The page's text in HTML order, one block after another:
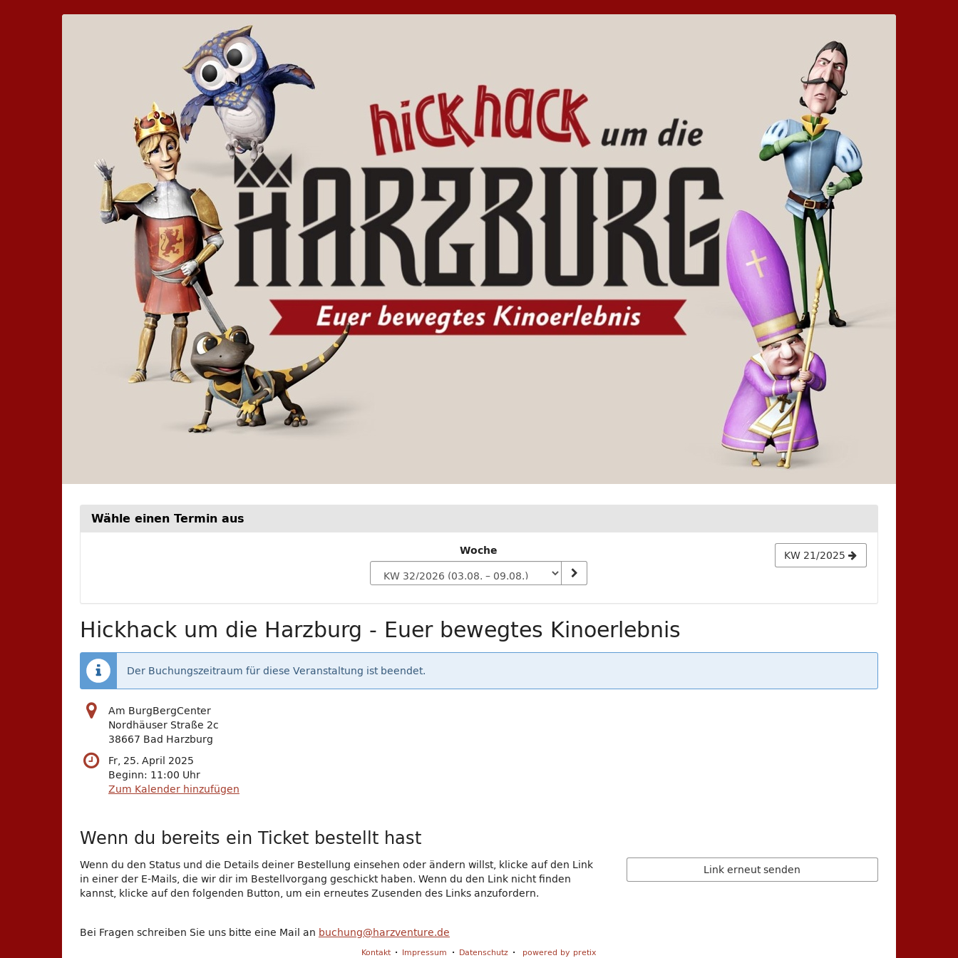
Hickhack
Harzburg
Euer
bewegtes
Kinoerlebnis
Wähle einen Termin aus
auswählen
Woche KW 21/2025
Hickhack um die Harzburg - Euer bewegtes Kinoerlebnis
Der Buchungszeitraum für diese Veranstaltung ist beendet.
Am BurgBergCenter
Nordhäuser Straße 2c
38667 Bad Harzburg
Fr, 25. April 2025
Beginn: 11:00 Uhr
Zum Kalender hinzufügen
Wenn du bereits ein Ticket bestellt hast
Wenn du den Status und die Details deiner Bestellung einsehen oder ändern willst, klicke auf den Link
in einer der E-Mails, die wir dir im Bestellvorgang geschickt haben. Wenn du den Link nicht finden
kannst, klicke auf den folgenden Button, um ein erneutes Zusenden des Links anzufordern.
Link erneut senden
Bei Fragen schreiben Sie uns bitte eine Mail an buchung@harzventure.de
Kontakt Impressum Datenschutz powered by pretix